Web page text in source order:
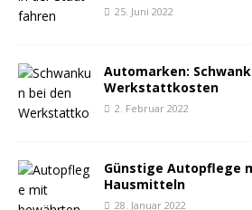
25. Juni 2022
Automarken:
Werkstattkosten
2. Februar 2022
Günstige Autopflege
Hausmitteln
28. Januar 2022